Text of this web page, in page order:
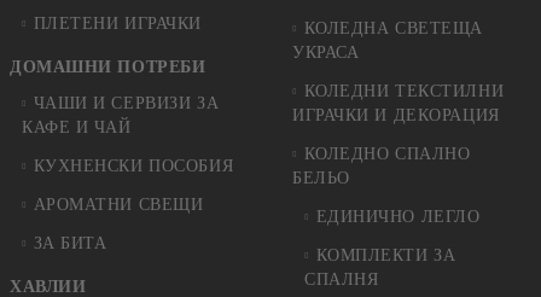
ПЛЕТЕНИ ИГРАЧКИ
ДОМАШНИ ПОТРЕБИ
ЧАШИ И СЕРВИЗИ ЗА
КАФЕ И ЧАЙ
КУХНЕНСКИ ПОСОБИЯ
АРОМАТНИ СВЕЩИ
ЗА БИТА
ХАВЛИИ
КОЛЕДНА СВЕТЕЩА
УКРАСА
КОЛЕДНИ ТЕКСТИЛНИ
ИГРАЧКИ И ДЕКОРАЦИЯ
КОЛЕДНO СПАЛНO
БЕЛЬО
ЕДИНИЧНО ЛЕГЛО
КОМПЛЕКТИ ЗА
СПАЛНЯ